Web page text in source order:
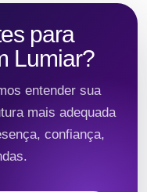
para
Lumiar?
entender sua
mais adequada
confiança,